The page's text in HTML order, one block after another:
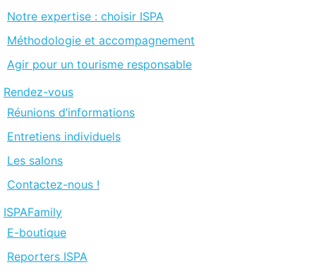
Notre expertise : choisir ISPA
Méthodologie et accompagnement
Agir pour un tourisme responsable
Rendez-vous
Réunions d’informations
Entretiens individuels
Les salons
Contactez-nous !
ISPAFamily
E-boutique
Reporters ISPA